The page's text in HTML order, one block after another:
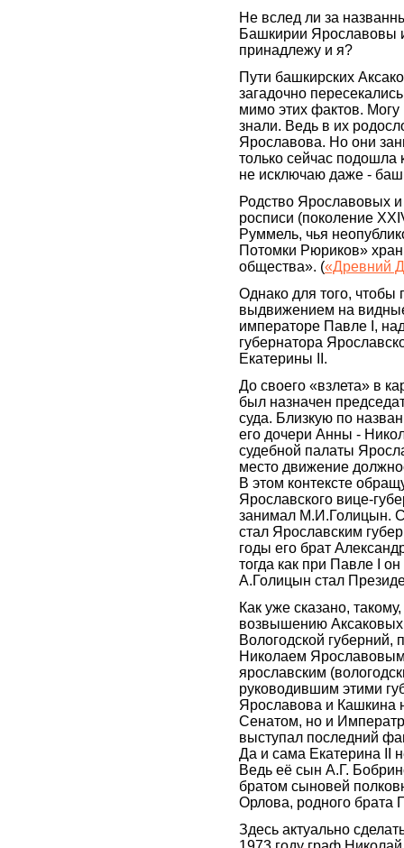
Не вслед ли за
Башкирии Ярославовы
принадлежу и я?
Пути башкирских
загадочно
мимо этих фактов.
знали. Ведь в их
Ярославова. Но они
только сейчас подошла
не исключаю даже -
Родство Ярославовых
росписи (поколение
Руммель, чья
Потомки Рюриков»
общества». («Древний
Однако для того,
выдвижением на
императоре Павле I,
губернатора
Екатерины II.
До своего «взлета» в
был назначен
суда. Близкую по
его дочери Анны -
судебной палаты
место движение
В этом контексте
Ярославского вице-
занимал М.И.Голицын.
стал Ярославским
годы его брат
тогда как при Павле I
А.Голицын стал
Как уже сказано,
возвышению
Вологодской губерний,
Николаем
ярославским
руководившим этими
Ярославова и Кашкина
Сенатом, но и
выступал последний
Да и сама Екатерина II
Ведь её сын А.Г.
братом сыновей
Орлова, родного брата
Здесь актуально